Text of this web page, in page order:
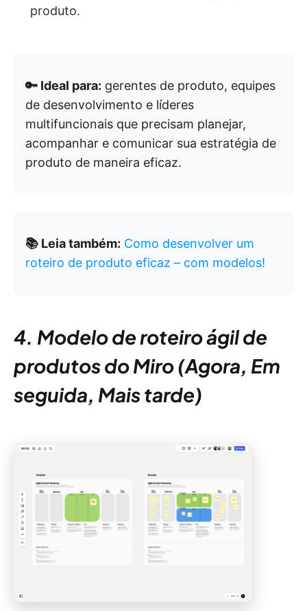
produto.
🔑 Ideal para: gerentes de produto, equipes
de desenvolvimento e líderes
multifuncionais que precisam planejar,
acompanhar e comunicar sua estratégia de
produto de maneira eficaz.
📚 Leia também: Como desenvolver um
roteiro de produto eficaz – com modelos!
4. Modelo de roteiro ágil de
produtos do Miro (Agora, Em
seguida, Mais tarde)